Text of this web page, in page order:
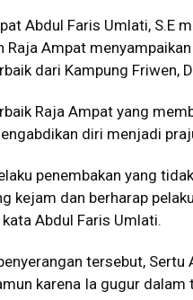
Abdul Faris Umlati, S.E
Ampat
dari Kampung Friwen,
Raja Ampat yang
diri menjadi
penembakan yang
kejam dan berharap
Abdul Faris Umlati.
tersebut, Sertu
karena Ia gugur dalam